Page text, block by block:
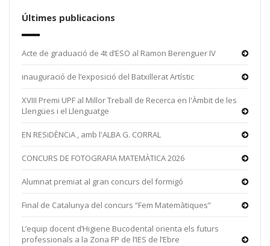
Últimes publicacions
Acte de graduació de 4t d’ESO al Ramon Berenguer IV
inauguració de l’exposició del Batxillerat Artístic
XVIII Premi UPF al Millor Treball de Recerca en l'Àmbit de les
Llengües i el Llenguatge
EN RESiDÈNCiA , amb l'ALBA G. CORRAL
CONCURS DE FOTOGRAFIA MATEMÀTICA 2026
Alumnat premiat al gran concurs del formigó
Final de Catalunya del concurs “Fem Matemàtiques”
L’equip docent d’Higiene Bucodental orienta els futurs
professionals a la Zona FP de l’IES de l’Ebre